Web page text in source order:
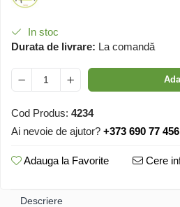
In stoc
Durata de livrare: La comandă
Cod Produs: 4234
Ai nevoie de ajutor? +373 690 77 456
Adauga la Favorite Cere
Descriere